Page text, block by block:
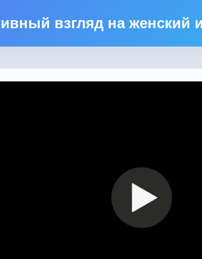
взгляд на женский